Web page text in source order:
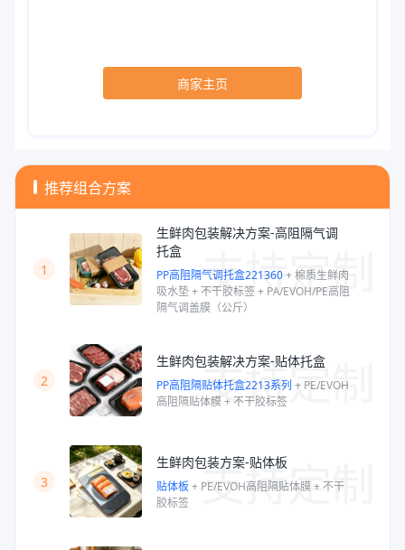
商家主页
推荐组合方案
支持定制
1
生鲜肉包装解决方案-高阻隔气调
托盒
PP高阻隔气调托盒221360+棉质生鲜肉
吸水垫+ 不干胶标签+ PA/EVOH/PE高阻
隔气调盖膜（公斤）
支持定制
2
生鲜肉包装解决方案-贴体托盒
PP高阻隔贴体托盒2213系列 + PE/EVOH
高阻隔贴体膜+ 不干胶标签
支持定制
3
生鲜肉包装方案-贴体板
贴体板 + PE/EVOH高阻隔贴体膜+ 不干
胶标签